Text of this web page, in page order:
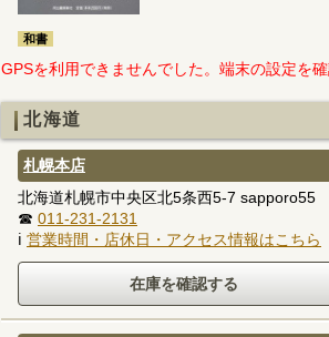
和書
GPSを利用できませんでした。端末の設定を確
北海道
札幌本店
北海道札幌市中央区北5条西5-7 sapporo55
☎ 011-231-2131
ℹ 営業時間・店休日・アクセス情報はこちら